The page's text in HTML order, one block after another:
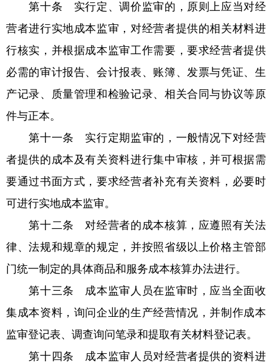
第十条 实行定、调价监审的，原则上应当对经
营者进行实地成本监审，对经营者提供的相关材料进
行核实，并根据成本监审工作需要，要求经营者提供
必需的审计报告、会计报表、账簿、发票与凭证、生
产记录、质量管理和检验记录、相关合同与协议等原
件与正本。
第十一条 实行定期监审的，一般情况下对经营
者提供的成本及有关资料进行集中审核，并可根据需
要通过书面方式，要求经营者补充有关资料，必要时
可进行实地成本监审。
第十二条 对经营者的成本核算，应遵照有关法
律、法规和规章的规定，并按照省级以上价格主管部
门统一制定的具体商品和服务成本核算办法进行。
第十三条 成本监审人员在监审时，应当全面收
集成本资料，询问企业的生产经营情况，并制作成本
监审登记表、调查询问笔录和提取有关材料登记表。
第十四条 成本监审人员对经营者提供的资料进